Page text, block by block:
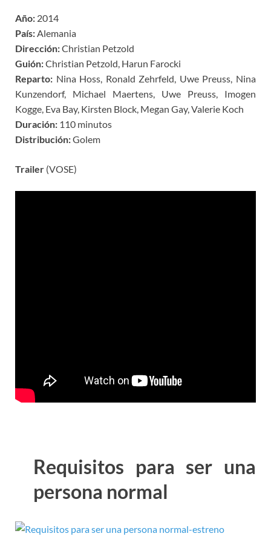
Año: 2014
País:Alemania
Dirección:Christian Petzold
Guión:Christian Petzold, Harun Farocki
Reparto: Nina Hoss, Ronald Zehrfeld, Uwe Preuss, Nina
Kunzendorf, Michael Maertens, Uwe Preuss, Imogen
Kogge, Eva Bay, Kirsten Block, Megan Gay, Valerie Koch
Duración: 110 minutos
Distribución:Golem
Trailer (VOSE)
Requisitos para ser una
persona normal